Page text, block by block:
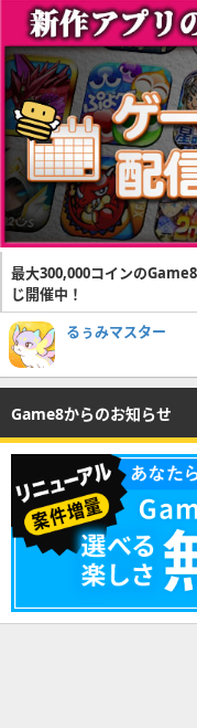
最大300,000コインの
じ開催中！
るぅみマスター
Game8からのお知らせ